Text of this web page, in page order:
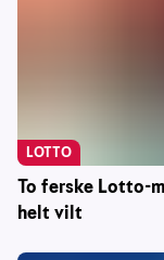
To ferske Lotto-
helt vilt
LOTTO